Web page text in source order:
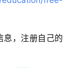
息，注册自己的